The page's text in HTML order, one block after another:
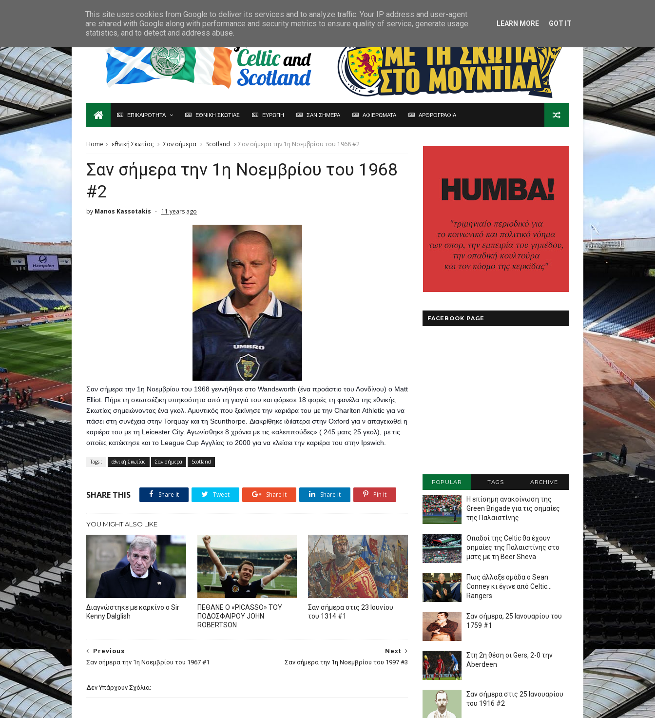
ΕΠΙΚΑΙΡΟΤΗΤΑ ΕΘΝΙΚΗ ΣΚΩΤΙΑΣ ΕΥΡΩΠΗ ΣΑΝ ΣΗΜΕΡΑ ΑΦΙΕΡΩΜΑΤΑ ΑΡΘΡΟΓΡΑΦΙΑ
Home εθνική Σκωτίας Σαν σήμερα Scotland Σαν σήμερα την 1η Νοεμβρίου του 1968 #2
Σαν σήμερα την 1η Νοεμβρίου του 1968
#2
by Manos Kassotakis 11 years ago
Σαν σήμερα την 1η Νοεμβρίου του 1968 γεννήθηκε στο Wandsworth (ένα προάστιο του Λονδίνου) ο Matt
Elliot. Πήρε τη σκωτσέζικη υπηκοότητα από τη γιαγιά του και φόρεσε 18 φορές τη φανέλα της εθνικής
Σκωτίας σημειώνοντας ένα γκολ. Αμυντικός που ξεκίνησε την καριάρα του με την Charlton Athletic για να
πάσει στη συνέχεια στην Torquay και τη Scunthorpe. Διακρίθηκε ιδιίατερα στην Oxford για ν απαγειωθεί η
καριέρα του με τη Leicester City. Aγωνίσθηκε 8 χρόνια με τις «αλεππούδες» ( 245 ματς 25 γκολ), με τις
οποίες κατέκτησε και το League Cup Αγγλίας το 2000 για να κλείσει την καριέρα του στην Ipswich.
Tags : εθνική Σκωτίας Σαν σήμερα Scotland
SHARE THIS Share it Tweet Share it Share it Pin it
YOU MIGHT ALSO LIKE
Διαγνώστηκε με καρκίνο ο Sir
Kenny Dalglish
ΠΕΘΑΝΕ Ο «PICASSO» TOY
ΠΟΔΟΣΦΑΙΡΟΥ JOHN
ROBERTSON
Σαν σήμερα στις 23 Ιουνίου
του 1314 #1
Next
Σαν σήμερα την 1η Νοεμβρίου του 1997 #3
Previous
Σαν σήμερα την 1η Νοεμβρίου του 1967 #1
Δεν Υπάρχουν Σχόλια:
FACEBOOK PAGE
POPULAR TAGS ARCHIVE
Η επίσημη ανακοίνωση της
Green Brigade για τις σημαίες
της Παλαιστίνης
Οπαδοί της Celtic θα έχουν
σημαίες της Παλαιστίνης στο
ματς με τη Beer Sheva
Πως άλλαξε ομάδα ο Sean
Conney κι έγινε από Celtic...
Rangers
Σαν σήμερα, 25 Ιανουαρίου του
1759 #1
Στη 2η θέση οι Gers, 2-0 την
Aberdeen
Σαν σήμερα στις 25 Ιανουαρίου
του 1916 #2
This site uses cookies from Google to deliver its services and to analyze traffic. Your IP address and user-agent
are shared with Google along with performance and security metrics to ensure quality of service, generate usage
statistics, and to detect and address abuse.
LEARN MORE GOT IT